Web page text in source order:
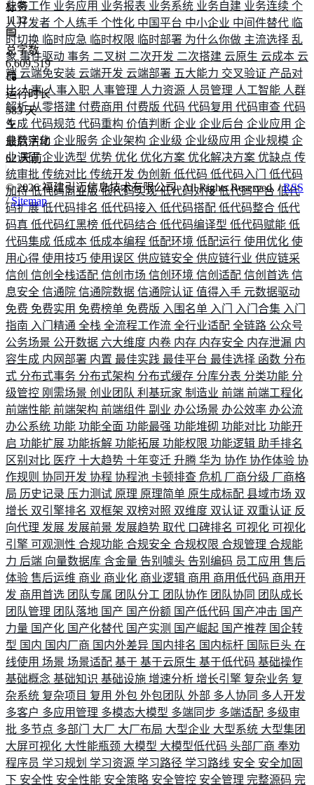
业务工作 业务应用 业务报表 业务系统 业务自建 业务连续 个
人开发者 个人练手 个性化 中国平台 中小企业 中间件替代 临
时切换 临时应急 临时权限 临时部署 为什么你做 主流选择 乱
象 事件驱动 事务 二叉树 二次开发 二次搭建 云原生 云成本 云
端 云端免安装 云端开发 云端部署 五大能力 交叉验证 产品对
比人事人事入职 人事管理 人力资源 人员管理 人工智能 人群
解析从零搭建 付费商用 付费版 代码 代码复用 代码审查 代码
生成 代码规范 代码重构 价值判断 企业 企业后台 企业应用 企
业数字化 企业服务 企业架构 企业级 企业级应用 企业规模 企
业调研企业选型 优势 优化 优化方案 优化解决方案 优缺点 传
统审批 传统对比 传统开发 伪创新 低代码 低代码入门 低代码
加持低代码商业版低代码实现低代码对接低代码平台 低代
码扩展低代码排名 低代码接入 低代码搭配 低代码整合 低代
码真 低代码红黑榜 低代码结合 低代码编译型 低代码赋能 低
代码集成 低成本 低成本编程 低配环境 低配运行 使用优化 使
用心得 使用技巧 使用误区 供应链安全 供应链行业 供应链采
信创 信创全栈适配 信创市场 信创环境 信创适配 信创首选 信
息安全 信通院 信通院数据 信通院认证 值得入手 元数据驱动
免费 免费实用 免费榜单 免费版 入围名单 入门 入门合集 入门
指南 入门精通 全栈 全流程工作流 全行业适配 全链路 公众号
公务场景 公开数据 六大维度 内卷 内存 内存安全 内存泄漏 内
容生成 内网部署 内置 最佳实践 最佳平台 最佳选择 函数 分布
式 分布式事务 分布式架构 分布式缓存 分库分表 分类功能 分
级管控 刚需场景 创业团队 利基玩家 制造业 前端 前端工程化
前端性能 前端架构 前端组件 副业 办公场景 办公效率 办公流
办公系统 功能 功能全面 功能最强 功能堆砌 功能对比 功能开
启 功能扩展 功能拆解 功能拓展 功能权限 功能逻辑 助手排名
区别对比 医疗 十大趋势 十年变迁 升腾 华为 协作 协作体验 协
作规则 协同开发 协程 协程池 卡顿排查 危机 厂商分级 厂商格
局 历史记录 压力测试 原理 原理简单 原生成标配 县域市场 双
增长 双引擎排名 双框架 双榜对照 双维度 双认证 双重认证 反
向代理 发展 发展前景 发展趋势 取代 口碑排名 可视化 可视化
引擎 可观测性 合规功能 合规安全 合规权限 合规管理 合规能
力 后端 向量数据库 含金量 告别噱头 告别编码 员工应用 售后
体验 售后运维 商业 商业化 商业逻辑 商用 商用低代码 商用开
发 商用首选 团队专属 团队分工 团队协作 团队协同 团队成长
团队管理 团队落地 国产 国产份额 国产低代码 国产冲击 国产
力量 国产化 国产化替代 国产实测 国产崛起 国产推荐 国企转
型 国内 国内厂商 国内外差异 国内排名 国内标杆 国际巨头 在
线使用 场景 场景适配 基于 基于云原生 基于低代码 基础操作
基础概念 基础知识 基础设施 增速分析 增长引擎 复杂业务 复
杂系统 复杂项目 复用 外包 外包团队 外部 多人协同 多人开发
多客户 多应用管理 多模态大模型 多端同步 多端适配 多级审
批 多节点 多部门 大厂 大厂布局 大型企业 大型系统 大型集团
大屏可视化 大性能瓶颈 大模型 大模型低代码 头部厂商 奉劝
程序员 学习规划 学习资源 学习路径 学习路线 安全 安全加固
下 安全性 安全性能 安全策略 安全管控 安全管理 完整源码 完
标签
1132
总字数
6,609,519
运行时长
583 天
最后活动
62 天前
©2026福建引迈信息技术有限公司. All Rights Reserved. /RSS
/Sitemap